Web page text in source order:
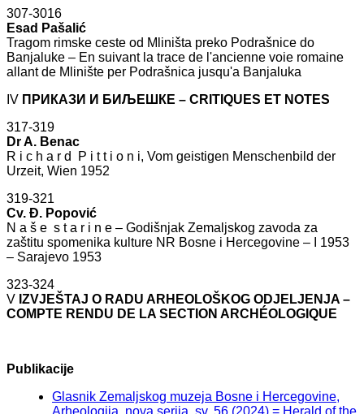
307-3016
Esad Pašalić
Tragom rimske ceste od Mliništa preko Podrašnice do
Banjaluke – En suivant la trace de l'ancienne voie romaine
allant de Mlinište per Podrašnica jusqu'a Banjaluka
IV ПРИКАЗИ И БИЉЕШКЕ – CRITIQUES ET NOTES
317-319
Dr A. Benac
R i c h a r d P i t t i o n i, Vom geistigen Menschenbild der
Urzeit, Wien 1952
319-321
Cv. Đ. Popović
N a š e s t a r i n e – Godišnjak Zemaljskog zavoda za
zaštitu spomenika kulture NR Bosne i Hercegovine – I 1953
– Sarajevo 1953
323-324
V IZVJEŠTAJ O RADU ARHEOLOŠKOG ODJELJENJA –
COMPTE RENDU DE LA SECTION ARCHÉOLOGIQUE
Publikacije
Glasnik Zemaljskog muzeja Bosne i Hercegovine,